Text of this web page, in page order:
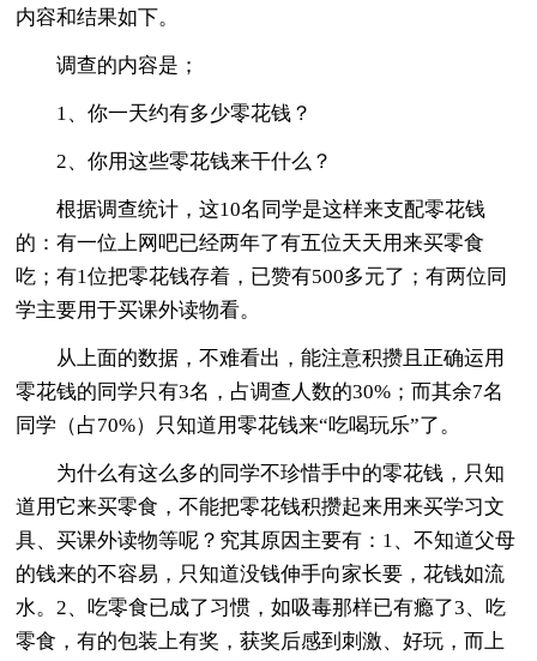
内容和结果如下。
调查的内容是；
1、你一天约有多少零花钱？
2、你用这些零花钱来干什么？
根据调查统计，这10名同学是这样来支配零花钱
的：有一位上网吧已经两年了有五位天天用来买零食
吃；有1位把零花钱存着，已赞有500多元了；有两位同
学主要用于买课外读物看。
从上面的数据，不难看出，能注意积攒且正确运用
零花钱的同学只有3名，占调查人数的30%；而其余7名
同学（占70%）只知道用零花钱来“吃喝玩乐”了。
为什么有这么多的同学不珍惜手中的零花钱，只知
道用它来买零食，不能把零花钱积攒起来用来买学习文
具、买课外读物等呢？究其原因主要有：1、不知道父母
的钱来的不容易，只知道没钱伸手向家长要，花钱如流
水。2、吃零食已成了习惯，如吸毒那样已有瘾了3、吃
零食，有的包装上有奖，获奖后感到刺激、好玩，而上